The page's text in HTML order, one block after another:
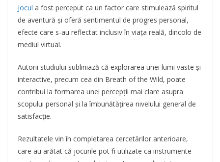
Jocul a fost perceput ca un factor care stimulează spiritul
de aventură și oferă sentimentul de progres personal,
efecte care s-au reflectat inclusiv în viața reală, dincolo de
mediul virtual.
Autorii studiului subliniază că explorarea unei lumi vaste și
interactive, precum cea din Breath of the Wild, poate
contribui la formarea unei percepții mai clare asupra
scopului personal și la îmbunătățirea nivelului general de
satisfacție.
Rezultatele vin în completarea cercetărilor anterioare,
care au arătat că jocurile pot fi utilizate ca instrumente